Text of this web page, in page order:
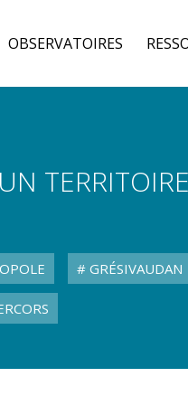
OBSERVATOIRES
GRÉSIVAUDAN